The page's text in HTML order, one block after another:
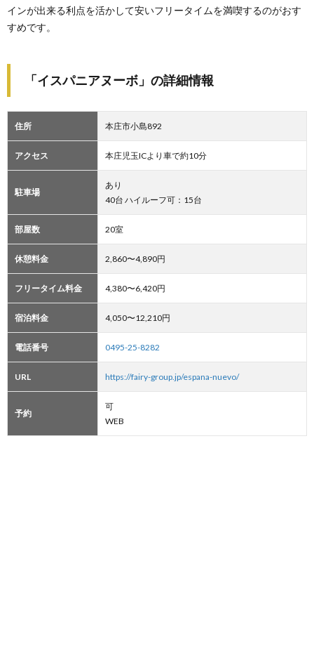
インが出来る利点を活かして安いフリータイムを満喫するのがおす
すめです。
「イスパニアヌーボ」の詳細情報
住所 本庄市小島892
アクセス 本庄児玉ICより車で約10分
駐車場
あり
40台 ハイルーフ可：15台
部屋数 20室
休憩料金 2,860〜4,890円
フリータイム料金 4,380〜6,420円
宿泊料金 4,050〜12,210円
電話番号 0495-25-8282
URL https://fairy-group.jp/espana-nuevo/
予約
可
WEB